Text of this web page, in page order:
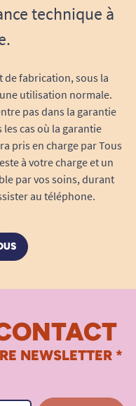
technique à
de fabrication, sous la
utilisation normale.
pas dans la garantie
cas où la garantie
pris en charge par Tous
à votre charge et un
par vos soins, durant
au téléphone.
NEWSLETTER *